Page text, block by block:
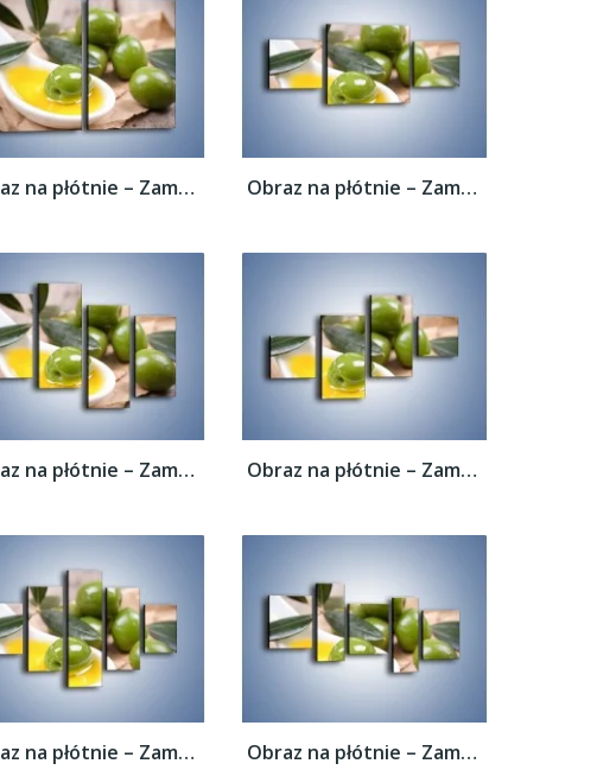
Obraz na płótnie – Zamoczone oliwki –... Obraz na płótnie – Zamoczone oliwki –...
Obraz na płótnie – Zamoczone oliwki –... Obraz na płótnie – Zamoczone oliwki –...
Obraz na płótnie – Zamoczone oliwki –... Obraz na płótnie – Zamoczone oliwki –...